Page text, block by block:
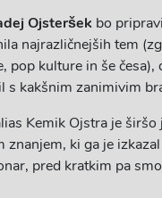
Ojsteršek bo
najrazličnejših tem
pop kulture in še česa),
s kakšnim zanimivim
Kemik Ojstra je
znanjem, ki ga je
pred kratkim pa